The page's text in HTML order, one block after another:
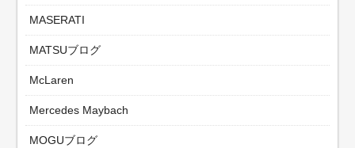
MASERATI
MATSUブログ
McLaren
Mercedes Maybach
MOGUブログ